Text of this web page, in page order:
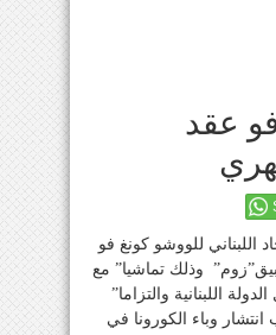
فو عقد
اللبناني للووشو كونغ فو
وذلك تماشيا” مع
اللبنانية والتزاما”
انتشار وباء الكورونا في